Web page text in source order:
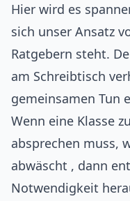
Hier wird es
sich unser Ansatz
Ratgebern steht.
am Schreibtisch
gemeinsamen Tun
Wenn eine Klasse
absprechen muss,
abwäscht , dann
Notwendigkeit